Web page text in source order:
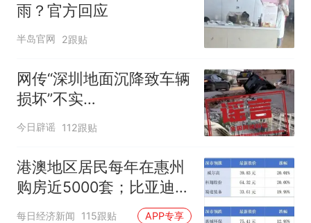
雨？官方回应
半岛官网 2跟贴
网传“深圳地面沉降致车辆
损坏”不实
（2026·08·06）
今日辟谣 112跟贴
港澳地区居民每年在惠州
购房近5000套；比亚迪销
量跻身全球车企第六丨大
每日经济新闻 115跟贴 APP专享